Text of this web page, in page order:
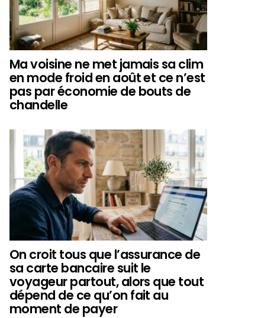
Ma voisine ne met jamais sa clim
en mode froid en août et ce n’est
pas par économie de bouts de
chandelle
On croit tous que l’assurance de
sa carte bancaire suit le
voyageur partout, alors que tout
dépend de ce qu’on fait au
moment de payer